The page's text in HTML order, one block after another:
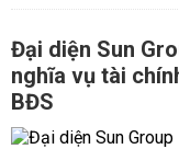
Đại diện Sun
nghĩa vụ tài
BĐS